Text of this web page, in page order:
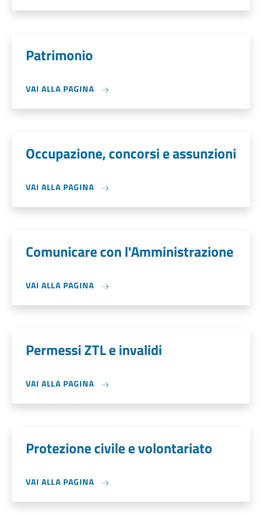
Patrimonio
VAI ALLA PAGINA
Occupazione, concorsi e assunzioni
VAI ALLA PAGINA
Comunicare con l'Amministrazione
VAI ALLA PAGINA
Permessi ZTL e invalidi
VAI ALLA PAGINA
Protezione civile e volontariato
VAI ALLA PAGINA